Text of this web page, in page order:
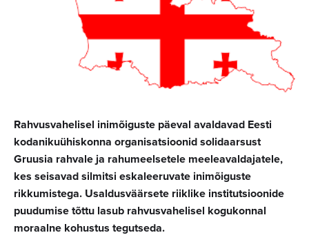
Rahvusvahelisel inimõiguste päeval avaldavad Eesti
kodanikuühiskonna organisatsioonid solidaarsust
Gruusia rahvale ja rahumeelsetele meeleavaldajatele,
kes seisavad silmitsi eskaleeruvate inimõiguste
rikkumistega. Usaldusväärsete riiklike institutsioonide
puudumise tõttu lasub rahvusvahelisel kogukonnal
moraalne kohustus tegutseda.